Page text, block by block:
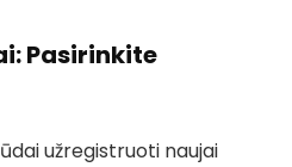
Pasirinkite
užregistruoti naujai